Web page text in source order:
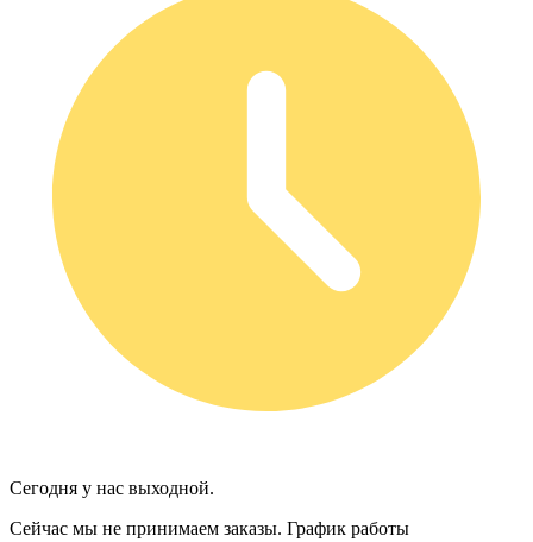
Сегодня у нас выходной.
Сейчас мы не принимаем заказы. График работы